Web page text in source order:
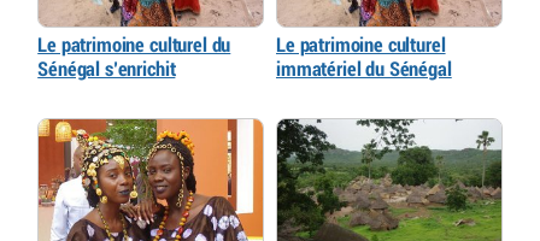
Le patrimoine culturel du
Sénégal s’enrichit
Le patrimoine culturel
immatériel du Sénégal